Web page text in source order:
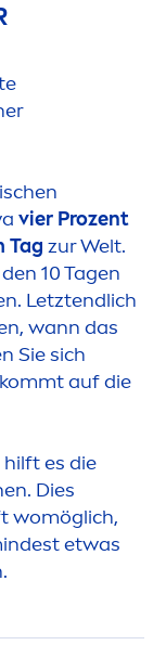
vier Prozent
Tag zur Welt.
10 Tagen
Letztendlich
wann das
Sie sich
auf die
hilft es die
Dies
womöglich,
etwas